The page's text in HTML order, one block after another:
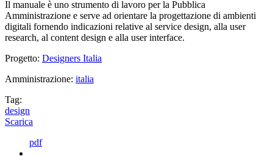
Il manuale è uno strumento di lavoro per la Pubblica
Amministrazione e serve ad orientare la progettazione di ambienti
digitali fornendo indicazioni relative al service design, alla user
research, al content design e alla user interface.
Progetto: Designers Italia
Amministrazione: italia
Tag:
design
Scarica
pdf